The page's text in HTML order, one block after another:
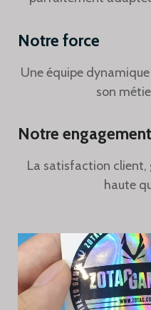
Notre force
Une équipe
son
Notre engagement
La satisfaction client,
haute